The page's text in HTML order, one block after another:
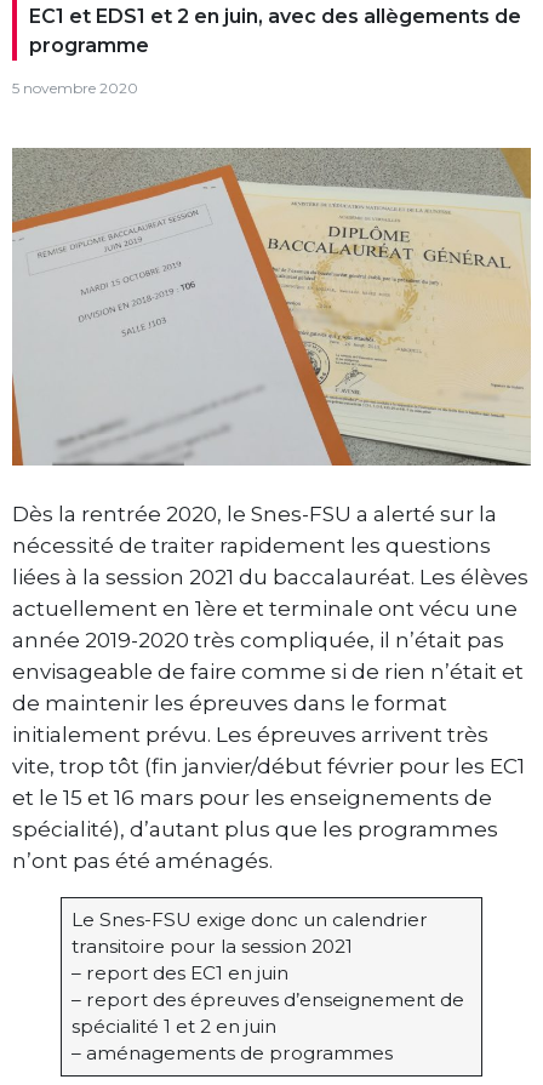
EC1 et EDS1 et 2 en juin, avec des allègements de
programme
5 novembre 2020
Dès la rentrée 2020, le Snes-FSU a alerté sur la
nécessité de traiter rapidement les questions
liées à la session 2021 du baccalauréat. Les élèves
actuellement en 1ère et terminale ont vécu une
année 2019-2020 très compliquée, il n’était pas
envisageable de faire comme si de rien n’était et
de maintenir les épreuves dans le format
initialement prévu. Les épreuves arrivent très
vite, trop tôt (fin janvier/début février pour les EC1
et le 15 et 16 mars pour les enseignements de
spécialité), d’autant plus que les programmes
n’ont pas été aménagés.
Le Snes-FSU exige donc un calendrier
transitoire pour la session 2021
– report des EC1 en juin
– report des épreuves d’enseignement de
spécialité 1 et 2 en juin
– aménagements de programmes